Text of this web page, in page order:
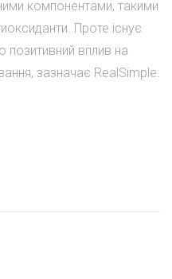
компонентами, такими
Проте існує
вплив на
зазначає RealSimple.